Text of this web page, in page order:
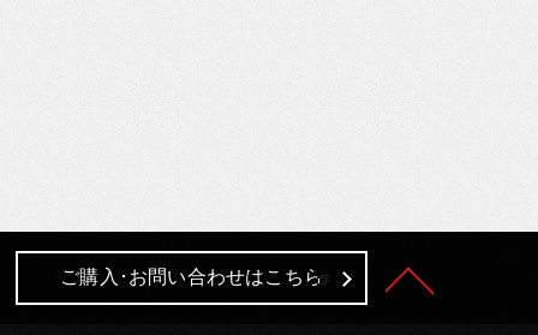
ご購入･お問い合わせはこちら